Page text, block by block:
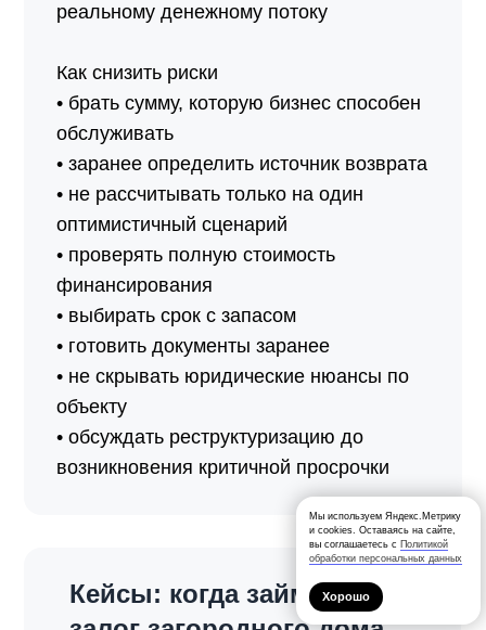
реальному денежному потоку
Как снизить риски
• брать сумму, которую бизнес способен
обслуживать
• заранее определить источник возврата
• не рассчитывать только на один
оптимистичный сценарий
• проверять полную стоимость
финансирования
• выбирать срок с запасом
• готовить документы заранее
• не скрывать юридические нюансы по
объекту
• обсуждать реструктуризацию до
возникновения критичной просрочки
Кейсы: когда займ под
Мы используем Яндекс.Метрику
и cookies. Оставаясь на сайте,
вы соглашаетесь с Политикой
обработки персональных данных
Хорошо